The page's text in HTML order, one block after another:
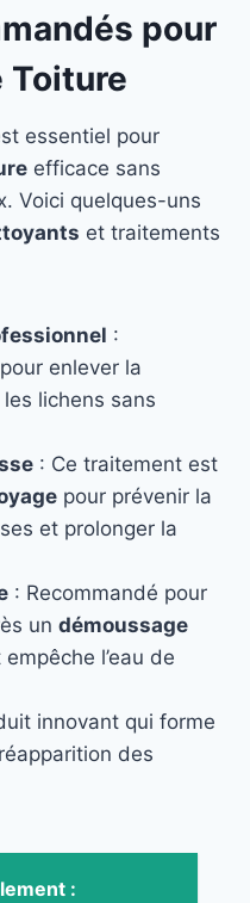
pour
Toiture
essentiel pour
efficace sans
Voici quelques-uns
et traitements
:
enlever la
lichens sans
: Ce traitement est
pour prévenir la
et prolonger la
: Recommandé pour
un démoussage
l’eau de
innovant qui forme
des
: